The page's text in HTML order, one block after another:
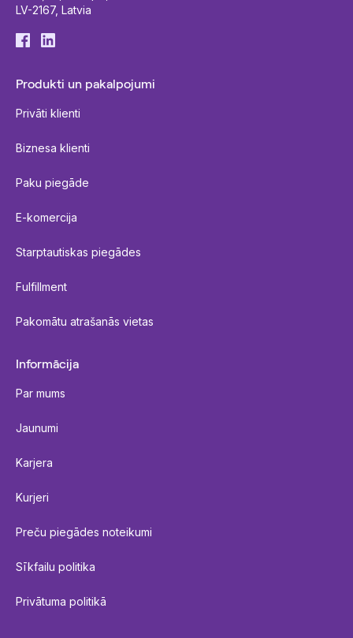
LV-2167, Latvia
Produkti un pakalpojumi
Privāti klienti
Biznesa klienti
Paku piegāde
E-komercija
Starptautiskas piegādes
Fulfillment
Pakomātu atrašanās vietas
Informācija
Par mums
Jaunumi
Karjera
Kurjeri
Preču piegādes noteikumi
Sīkfailu politika
Privātuma politikā